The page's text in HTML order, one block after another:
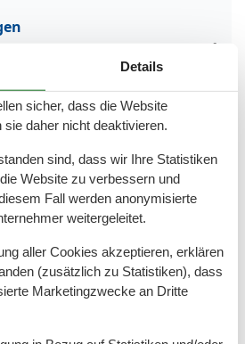
80 m²
Details
sicher, dass die Website
daher nicht deaktivieren.
sind, dass wir Ihre Statistiken
Website zu verbessern und
Fall werden anonymisierte
weitergeleitet.
aller Cookies akzeptieren, erklären
(zusätzlich zu Statistiken), dass
Marketingzwecke an Dritte